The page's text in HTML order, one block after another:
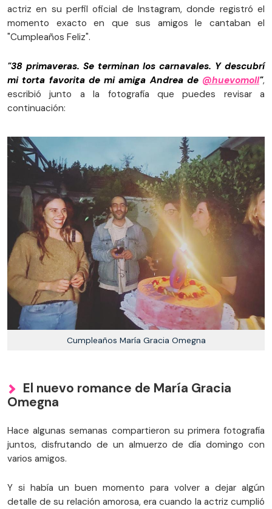
actriz en su perfil oficial de Instagram, donde registró el
momento exacto en que sus amigos le cantaban el
"Cumpleaños Feliz".
"38 primaveras. Se terminan los carnavales. Y descubrí
mi torta favorita de mi amiga Andrea de @huevomoll",
escribió junto a la fotografía que puedes revisar a
continuación:
Cumpleaños María Gracia Omegna
El nuevo romance de María Gracia
Omegna
Hace algunas semanas compartieron su primera fotografía
juntos, disfrutando de un almuerzo de día domingo con
varios amigos.
Y si había un buen momento para volver a dejar algún
detalle de su relación amorosa, era cuando la actriz cumplió